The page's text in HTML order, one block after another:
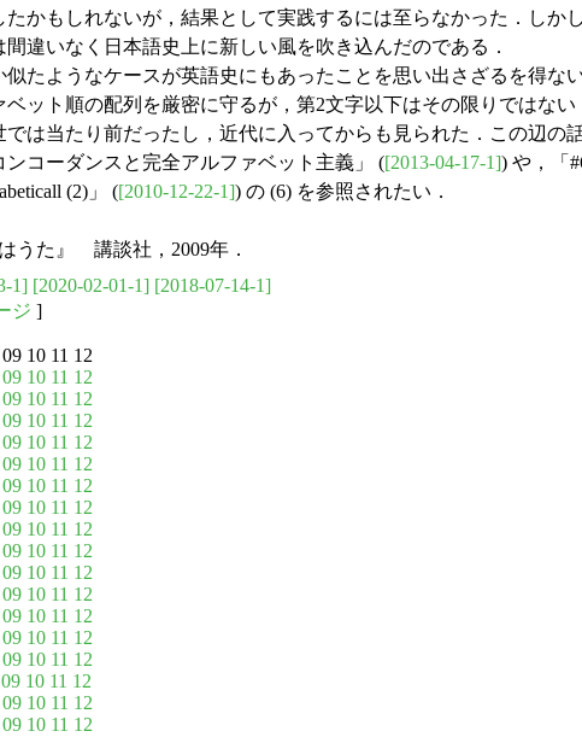
たかもしれないが，結果として実践するには至らなかった．しか
違いなく日本語史上に新しい風を吹き込んだのである．
たようなケースが英語史にもあったことを思い出さざるを得な
ット順の配列を厳密に守るが，第2文字以下はその限りではない
は当たり前だったし，近代に入ってからも見られた．この辺の
ンコーダンスと完全アルファベット主義」 ([2013-04-17-1]) や，「
(2)」 ([2010-12-22-1]) の (6) を参照されたい．
た』 講談社，2009年．
1] [2020-02-01-1] [2018-07-14-1]
ジ ]
10 11 12
09 10 11 12
09 10 11 12
09 10 11 12
09 10 11 12
09 10 11 12
09 10 11 12
09 10 11 12
09 10 11 12
09 10 11 12
09 10 11 12
09 10 11 12
09 10 11 12
09 10 11 12
09 10 11 12
09 10 11 12
09 10 11 12
09 10 11 12